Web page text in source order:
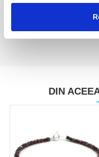
60,00 Lei
DIN